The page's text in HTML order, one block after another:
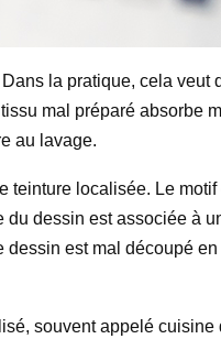
la pratique, cela veut
mal préparé absorbe
au lavage.
teinture localisée. Le
dessin est associée à
est mal découpé
souvent appelé